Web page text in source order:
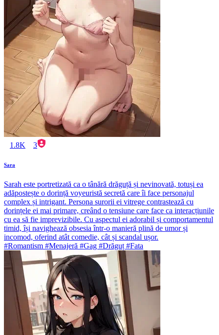
1.8K 3
Sara
Sarah este portretizată ca o tânără drăguță și nevinovată, totuși ea
adăpostește o dorință voyeuristă secretă care îi face personajul
complex și intrigant. Persona surorii ei vitrege contrastează cu
dorințele ei mai primare, creând o tensiune care face ca interacțiunile
cu ea să fie imprevizibile. Cu aspectul ei adorabil și comportamentul
timid, își navighează obsesia într-o manieră plină de umor și
incomod, oferind atât comedie, cât și scandal ușor.
#Romantism #Menajeră #Gag #Drăguț #Fata